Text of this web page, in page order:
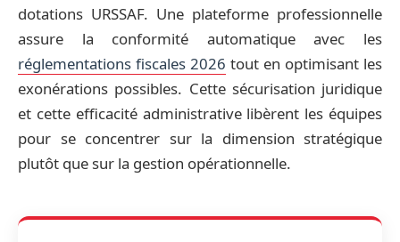
dotations URSSAF. Une plateforme professionnelle
assure la conformité automatique avec les
réglementations fiscales 2026 tout en optimisant les
exonérations possibles. Cette sécurisation juridique
et cette efficacité administrative libèrent les équipes
pour se concentrer sur la dimension stratégique
plutôt que sur la gestion opérationnelle.